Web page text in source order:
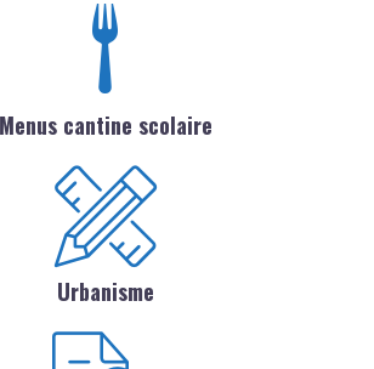
Menus cantine scolaire
Urbanisme